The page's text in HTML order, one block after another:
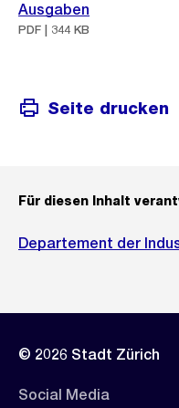
Ausgaben
PDF | 344 KB
Seite drucken
Für diesen Inhalt
Departement der
© 2026 Stadt Zürich
Social Media